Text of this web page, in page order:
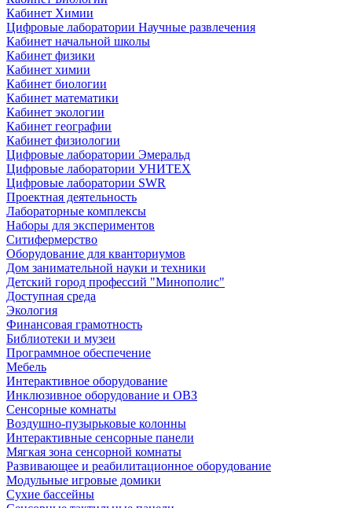
Кабинет Химии
Цифровые лаборатории Научные развлечения
Кабинет начальной школы
Кабинет физики
Кабинет химии
Кабинет биологии
Кабинет математики
Кабинет экологии
Кабинет географии
Кабинет физиологии
Цифровые лаборатории Эмеральд
Цифровые лаборатории УНИТЕХ
Цифровые лаборатории SWR
Проектная деятельность
Лабораторные комплексы
Наборы для экспериментов
Ситифермерство
Оборудование для кванториумов
Дом занимательной науки и техники
Детский город профессий "Минополис"
Доступная среда
Экология
Финансовая грамотность
Библиотеки и музеи
Программное обеспечение
Мебель
Интерактивное оборудование
Инклюзивное оборудование и ОВЗ
Cенсорные комнаты
Воздушно-пузырьковые колонны
Интерактивные сенсорные панели
Мягкая зона сенсорной комнаты
Развивающее и реабилитационное оборудование
Модульные игровые домики
Сухие бассейны